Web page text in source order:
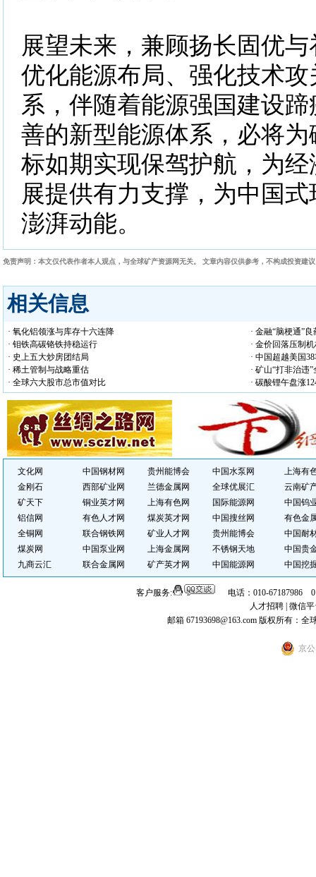
展望未来，兼顾扬长固优
优化能源布局、强化技术
系，伴随着能源强国建设
善的新型能源体系，必将
标如期实现保驾护航，为
展提供有力支撑，为中国
澎湃动能。
免责声明：本文仅代表作者本人观点，与全球矿产资源网无关。 文章内容仅供参考，不构成投资建
相关信息
· 氧化铝领涨与库存十六连降
· 金融“脑梗通”
· 钼铁高碳铬铁持稳运行
· 金价回落压制
· 史上五大炒房团结局
· 中国超越美国
· 稀土管制与战略重估
· 矿山“打非治违
· 全球六大股市总市值对比
· 碳酸锂午盘涨
文化网 中国钢材网 贵州能博会 中国水泵网
上海有
金刚石
西部矿业网 兰德金属网 全球优展汇
云南矿
矿天下
铜业英才网 上海有色网 国际能源网
中国钨
铝信网
有色人才网 煤炭英才网 中国搜丝网
有色金
全铜网
联合钢铁网 矿业人才网 贵州能博会
中国耐
煤炭网
中国泵业网 上海金属网 不锈钢天地
中国贵
九商云汇
联合金属网 矿产英才网 中国能源网 中国挖
客户服务:
电话：010-67187986
人才招聘 微信
邮箱 67193698@163.com 版权所有：全
京公